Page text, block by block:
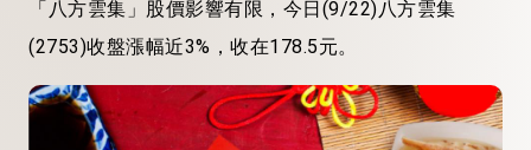
「八方雲集」股價影響有限，今日(9/22)八方雲集
(2753)收盤漲幅近3%，收在178.5元。